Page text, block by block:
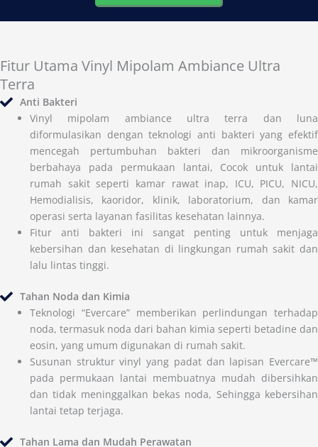
Fitur Utama Vinyl Mipolam Ambiance Ultra
Terra
Anti Bakteri
Vinyl mipolam ambiance ultra terra dan luna
diformulasikan dengan teknologi anti bakteri yang efektif
mencegah pertumbuhan bakteri dan mikroorganisme
berbahaya pada permukaan lantai, Cocok untuk lantai
rumah sakit seperti kamar rawat inap, ICU, PICU, NICU,
Hemodialisis, kaoridor, klinik, laboratorium, dan kamar
operasi serta layanan fasilitas kesehatan lainnya.
Fitur anti bakteri ini sangat penting untuk menjaga
kebersihan dan kesehatan di lingkungan rumah sakit dan
lalu lintas tinggi.
Tahan Noda dan Kimia
Teknologi “Evercare” memberikan perlindungan terhadap
noda, termasuk noda dari bahan kimia seperti betadine dan
eosin, yang umum digunakan di rumah sakit.
Susunan struktur vinyl yang padat dan lapisan Evercare™
pada permukaan lantai membuatnya mudah dibersihkan
dan tidak meninggalkan bekas noda, Sehingga kebersihan
lantai tetap terjaga.
Tahan Lama dan Mudah Perawatan